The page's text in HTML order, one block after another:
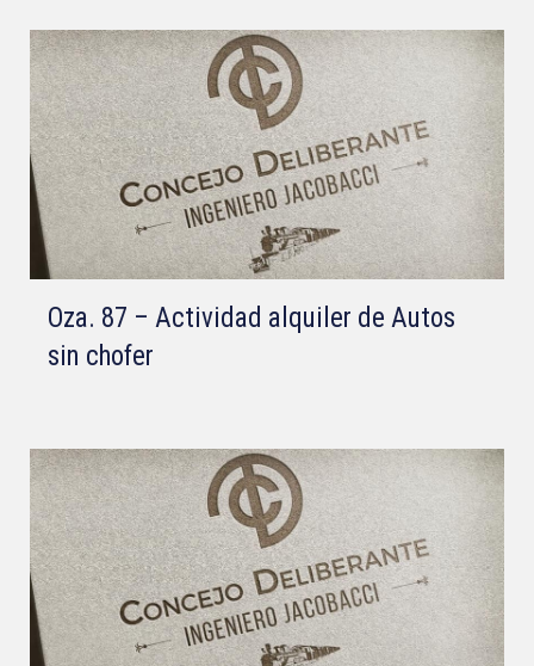
Oza. 87 – Actividad alquiler de Autos
sin chofer